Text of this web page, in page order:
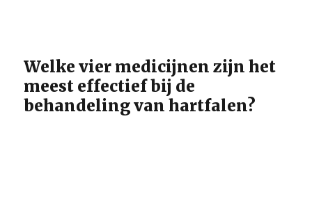
Welke vier medicijnen zijn het
meest effectief bij de
behandeling van hartfalen?